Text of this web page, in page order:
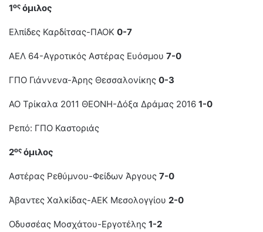
1ος όμιλος
Ελπίδες Καρδίτσας-ΠΑΟΚ 0-7
ΑΕΛ 64-Αγροτικός Αστέρας Ευόσμου 7-0
ΓΠΟ Γιάννενα-Άρης Θεσσαλονίκης 0-3
ΑΟ Τρίκαλα 2011 ΘΕΟΝΗ-Δόξα Δράμας 2016 1-0
Ρεπό: ΓΠΟ Καστοριάς
2ος όμιλος
Αστέρας Ρεθύμνου-Φείδων Άργους 7-0
Άβαντες Χαλκίδας-ΑΕΚ Μεσολογγίου 2-0
Οδυσσέας Μοσχάτου-Εργοτέλης 1-2